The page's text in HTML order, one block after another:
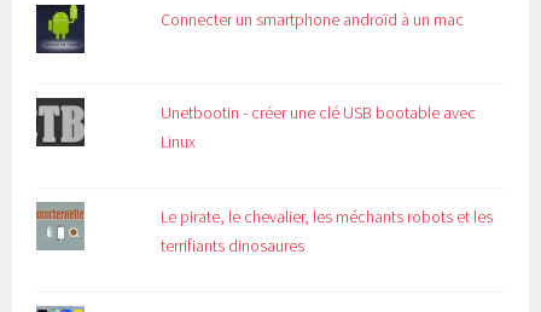
Connecter un smartphone androïd à un mac
Unetbootin - créer une clé USB bootable avec
Linux
Le pirate, le chevalier, les méchants robots et les
terrifiants dinosaures